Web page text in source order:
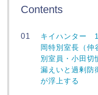
Contents
キイハンター
岡特別室長（仲
別室員・小田切
漏えいと過剰防
が浮上する